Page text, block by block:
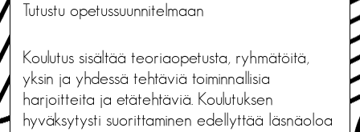
Tutustu opetussuunnitelmaan
Koulutus sisältää teoriaopetusta, ryhmätöitä,
yksin ja yhdessä tehtäviä toiminnallisia
harjoitteita ja etätehtäviä. Koulutuksen
hyväksytysti suorittaminen edellyttää läsnäoloa